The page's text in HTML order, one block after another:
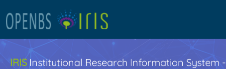
IRIS Institutional Research Information System -